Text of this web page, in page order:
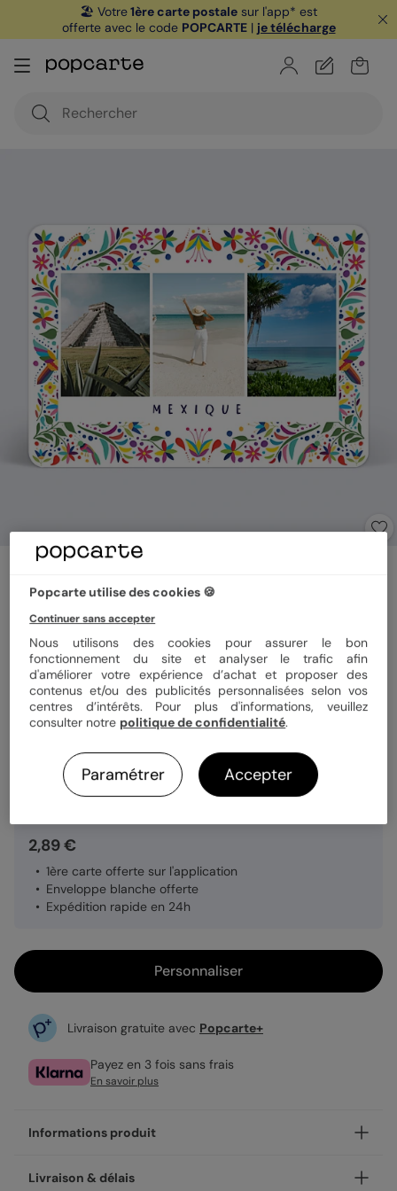
🏖️ Votre1ère carte postale sur l'app* est
offerte avec le code POPCARTE| je télécharge
Motif Mexicain
Format 12x17 cm
Papier Papier Satiné pelliculé
Quantité 1 carte
2,89 €
1ère carte offerte sur l'application
Enveloppe blanche offerte
Expédition rapide en 24h
Personnaliser
Livraison gratuite avec Popcarte+
Payez en 3 fois sans frais
En savoir plus
Informations produit
Personnalisez votre carte postale Motif Mexicain,
Livraison & délais
Popcarte utilise des cookies 🍪
Continuer sans accepter
Nous utilisons des cookies pour assurer le bon
fonctionnement du site et analyser le trafic afin
d'améliorer votre expérience d’achat et proposer des
contenus et/ou des publicités personnalisées selon vos
centres d’intérêts. Pour plus d'informations, veuillez
consulter notre politique de confidentialité.
Paramétrer Accepter